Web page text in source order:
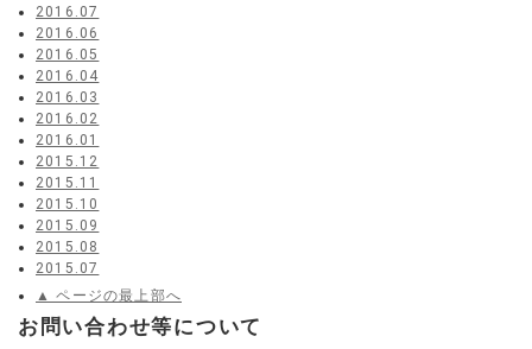
2016.07
2016.06
2016.05
2016.04
2016.03
2016.02
2016.01
2015.12
2015.11
2015.10
2015.09
2015.08
2015.07
▲ ページの最上部へ
お問い合わせ等について